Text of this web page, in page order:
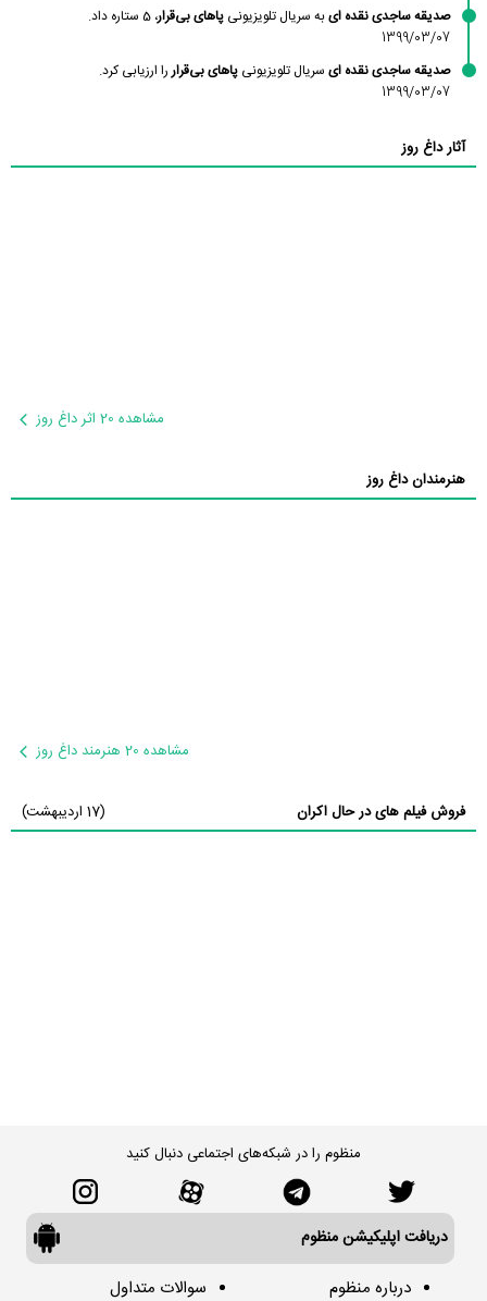
صدیقه ساجدی نقده ایبه سریال تلویزیونی پاهای بی‌قرار، 5 ستاره داد.
1399/03/07
صدیقه ساجدی نقده ای سریال تلویزیونی پاهای بی‌قراررا ارزیابی کرد.
1399/03/07
آثار داغ روز
مشاهده 20 اثر داغ روز
هنرمندان داغ روز
مشاهده 20 هنرمند داغ روز
فروش فیلم های در حال اکران (17 اردیبهشت)
منظوم را در شبکه‌های اجتماعی دنبال کنید
دریافت اپلیکیشن منظوم
درباره منظوم سوالات متداول